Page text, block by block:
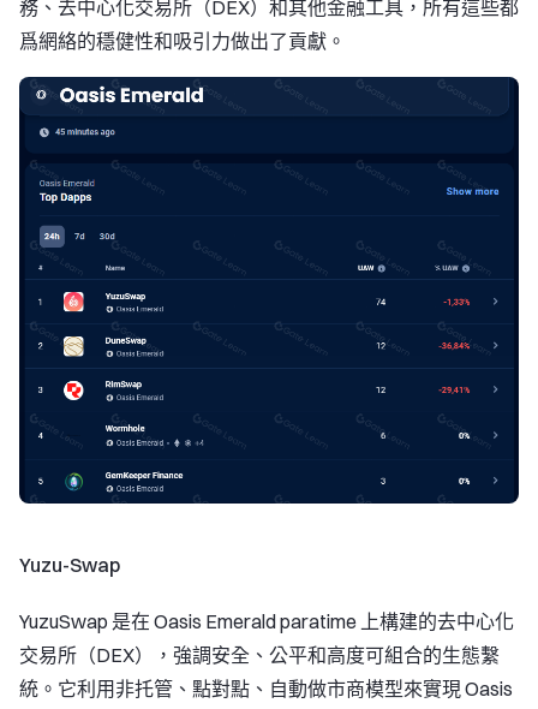
務、去中心化交易所（DEX）和其他金融工具，所有這些都
爲網絡的穩健性和吸引力做出了貢獻。
Yuzu-Swap
YuzuSwap 是在 Oasis Emerald paratime 上構建的去中心化
交易所（DEX），強調安全、公平和高度可組合的生態繫
統。它利用非托管、點對點、自動做市商模型來實現 Oasis